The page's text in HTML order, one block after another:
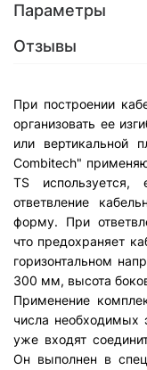
Параметры
Отзывы
При построении
организовать ее
или вертикальной
Combitech"
TS используется,
ответвление
форму. При
что предохраняет
горизонтальном
300 мм, высота
Применение
числа необходимых
уже входят
Он выполнен в